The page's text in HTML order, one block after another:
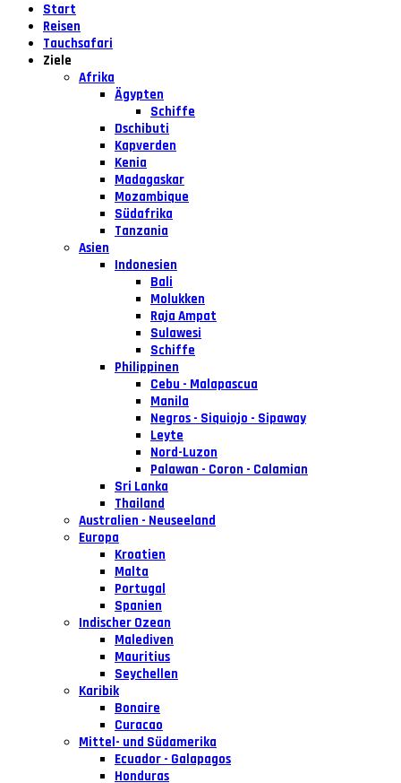
Start
Reisen
Tauchsafari
Ziele
Afrika
Ägypten
Schiffe
Dschibuti
Kapverden
Kenia
Madagaskar
Mozambique
Südafrika
Tanzania
Asien
Indonesien
Bali
Molukken
Raja Ampat
Sulawesi
Schiffe
Philippinen
Cebu - Malapascua
Manila
Negros - Siquiojo - Sipaway
Leyte
Nord-Luzon
Palawan - Coron - Calamian
Sri Lanka
Thailand
Australien - Neuseeland
Europa
Kroatien
Malta
Portugal
Spanien
Indischer Ozean
Malediven
Mauritius
Seychellen
Karibik
Bonaire
Curacao
Mittel- und Südamerika
Ecuador - Galapagos
Honduras